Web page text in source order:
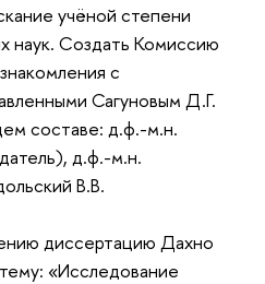
учёной степени
наук. Создать Комиссию
с
Сагуновым Д.Г.
составе: д.ф.-м.н.
д.ф.-м.н.
В.В.
диссертацию Дахно
«Исследование